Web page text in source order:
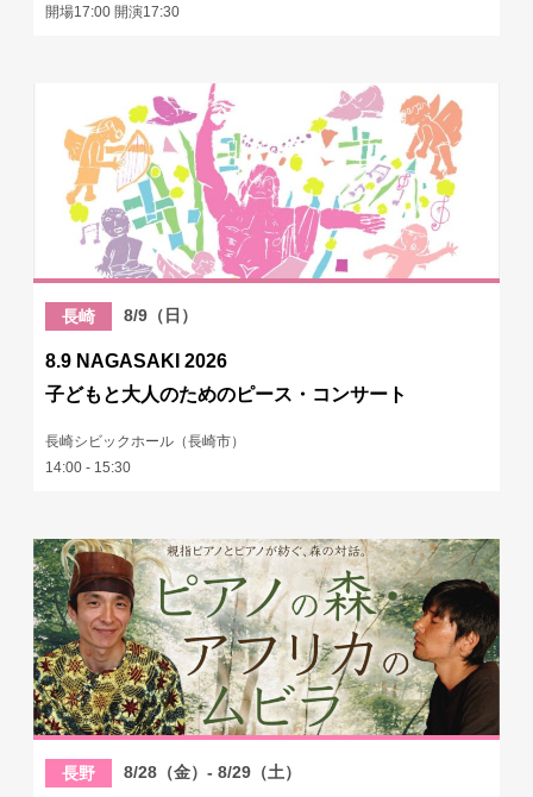
開場17:00 開演17:30
長崎 8/9（日）
8.9 NAGASAKI 2026
子どもと大人のためのピース・コンサート
長崎シビックホール（長崎市）
14:00 - 15:30
長野 8/28（金）- 8/29（土）